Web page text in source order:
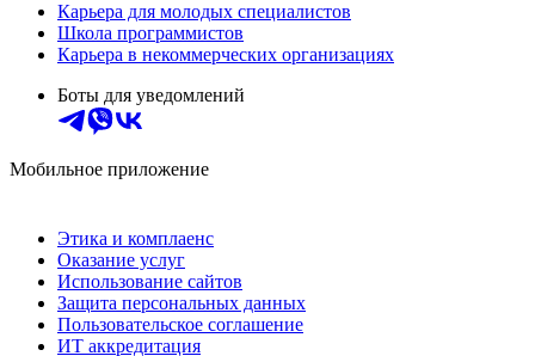
Карьера для молодых специалистов
Школа программистов
Карьера в некоммерческих организациях
Боты для уведомлений
Мобильное приложение
Этика и комплаенс
Оказание услуг
Использование сайтов
Защита персональных данных
Пользовательское соглашение
ИТ аккредитация